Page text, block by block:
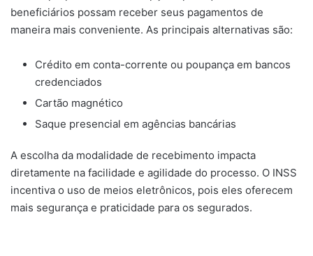
beneficiários possam receber seus pagamentos de
maneira mais conveniente. As principais alternativas são:
Crédito em conta-corrente ou poupança em bancos
credenciados
Cartão magnético
Saque presencial em agências bancárias
A escolha da modalidade de recebimento impacta
diretamente na facilidade e agilidade do processo. O INSS
incentiva o uso de meios eletrônicos, pois eles oferecem
mais segurança e praticidade para os segurados.